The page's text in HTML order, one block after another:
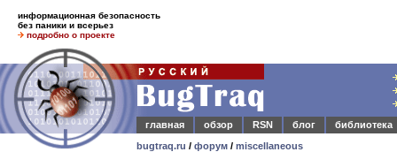
информационная безопасность
без паники и всерьез
подробно о проекте
главная обзор RSN блог
библиотека
bugtraq.ru / форум / miscellaneous